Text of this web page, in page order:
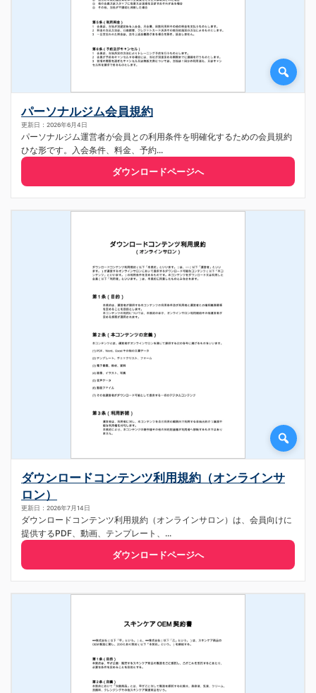
パーソナルジム会員規約
更新日：2026年6月4日
パーソナルジム運営者が会員との利用条件を明確化するための会員規約
ひな形です。入会条件、料金、予約...
ダウンロードページへ
ダウンロードコンテンツ利用規約（オンラインサ
ロン）
更新日：2026年7月14日
ダウンロードコンテンツ利用規約（オンラインサロン）は、会員向けに
提供するPDF、動画、テンプレート、...
ダウンロードページへ